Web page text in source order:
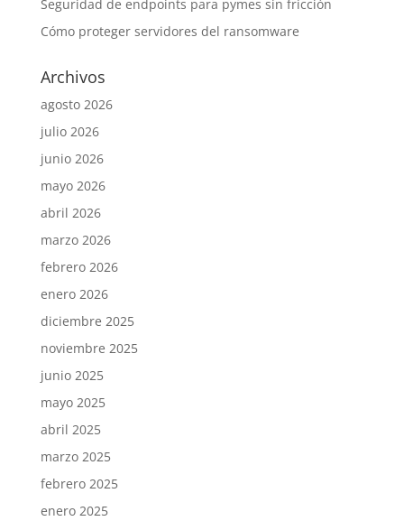
Seguridad de endpoints para pymes sin fricción
Cómo proteger servidores del ransomware
Archivos
agosto 2026
julio 2026
junio 2026
mayo 2026
abril 2026
marzo 2026
febrero 2026
enero 2026
diciembre 2025
noviembre 2025
junio 2025
mayo 2025
abril 2025
marzo 2025
febrero 2025
enero 2025